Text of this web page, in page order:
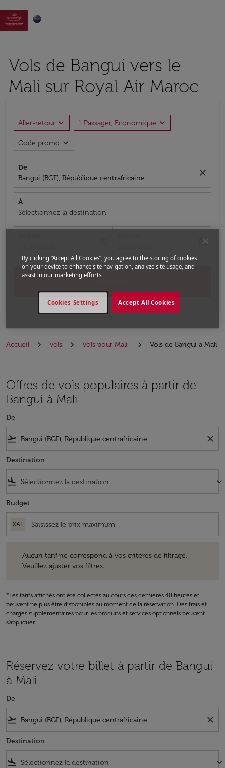

Vols de Bangui vers le
Mali sur Royal Air Maroc
Aller-retour expand_more 1 Passager, Économique expand_more
Code promo expand_more
De
Bangui (BGF), République centrafricaine
close
À
Sélectionnez la destination
fc-booking-return-date-aria-label
today
Accueil Vols Vols pour Mali Vols de Bangui a Mali
Offres de vols populaires à partir de
Bangui à Mali
De
flight_takeoff close
Destination
flight_land keyboard_arrow_down
Budget
XAF
Aucun tarif ne correspond à vos critères de filtrage.
Veuillez ajuster vos filtres.
*Les tarifs affichés ont été collectés au cours des dernières 48 heures et
peuvent ne plus être disponibles au moment de la réservation. Des frais et
charges supplémentaires pour les produits et services optionnels peuvent
s'appliquer.
Réservez votre billet à partir de Bangui
à Mali
De
flight_takeoff close
Destination
flight_land keyboard_arrow_down
By clicking “Accept All Cookies”, you agree to the storing of cookies
on your device to enhance site navigation, analyze site usage, and
assist in our marketing efforts.
Accept All Cookies
Cookies Settings